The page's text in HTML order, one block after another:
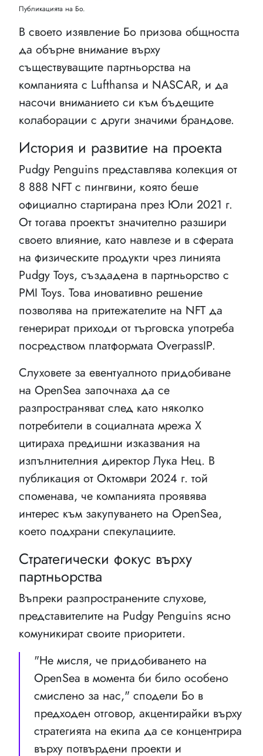
Публикацията на Бо.
В своето изявление Бо призова общността
да обърне внимание върху
съществуващите партньорства на
компанията с Lufthansa и NASCAR, и да
насочи вниманието си към бъдещите
колаборации с други значими брандове.
История и развитие на проекта
Pudgy Penguins представлява колекция от
8 888 NFT с пингвини, която беше
официално стартирана през Юли 2021 г.
От тогава проектът значително разшири
своето влияние, като навлезе и в сферата
на физическите продукти чрез линията
Pudgy Toys, създадена в партньорство с
PMI Toys. Това иновативно решение
позволява на притежателите на NFT да
генерират приходи от търговска употреба
посредством платформата OverpassIP.
Слуховете за евентуалното придобиване
на OpenSea започнаха да се
разпространяват след като няколко
потребители в социалната мрежа X
цитираха предишни изказвания на
изпълнителния директор Лука Нец. В
публикация от Октомври 2024 г. той
споменава, че компанията проявява
интерес към закупуването на OpenSea,
което подхрани спекулациите.
Стратегически фокус върху
партньорства
Въпреки разпространените слухове,
представителите на Pudgy Penguins ясно
комуникират своите приоритети.
"Не мисля, че придобиването на
OpenSea в момента би било особено
смислено за нас," сподели Бо в
предходен отговор, акцентирайки върху
стратегията на екипа да се концентрира
върху потвърдени проекти и